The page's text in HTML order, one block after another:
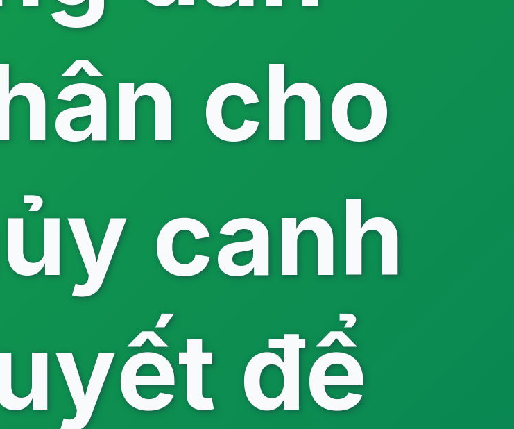
cho
canh
để